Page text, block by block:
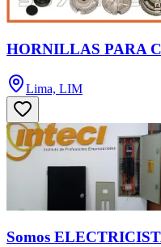
HORNILLAS PARA
Lima, LIM
Somos